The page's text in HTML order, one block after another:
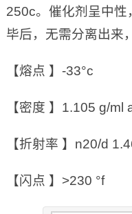
250c。催化剂呈中性
毕后，无需分离出来
【熔点 】-33°c
【密度 】1.105 g/ml
【折射率 】n20/d
【闪点 】>230 °f